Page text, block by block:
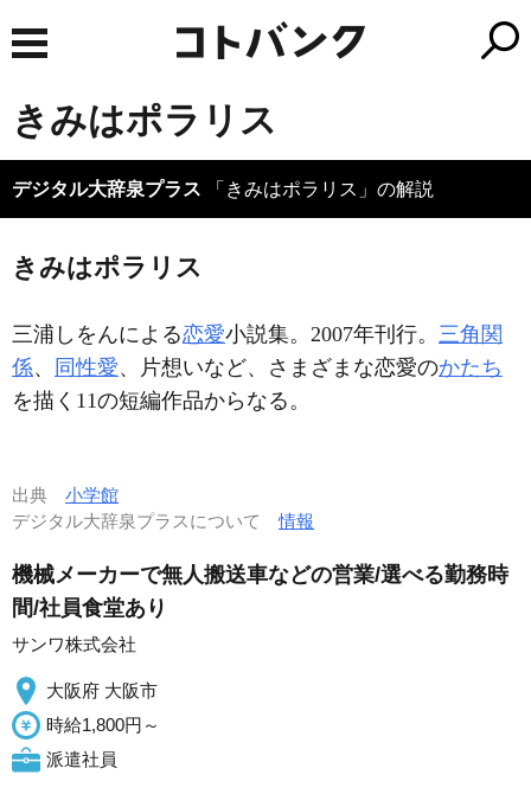
きみはポラリス
デジタル大辞泉プラス 「きみはポラリス」の解説
きみはポラリス
三浦しをんによる恋愛小説集。2007年刊行。 三角関
係、 同性愛、片想いなど、さまざまな恋愛のかたち
を描く11の短編作品からなる。
出典 小学館
デジタル大辞泉プラスについて情報
機械メーカーで無人搬送車などの営業/選べる勤務時
間/社員食堂あり
サンワ株式会社
大阪府 大阪市
時給1,800円～
派遣社員